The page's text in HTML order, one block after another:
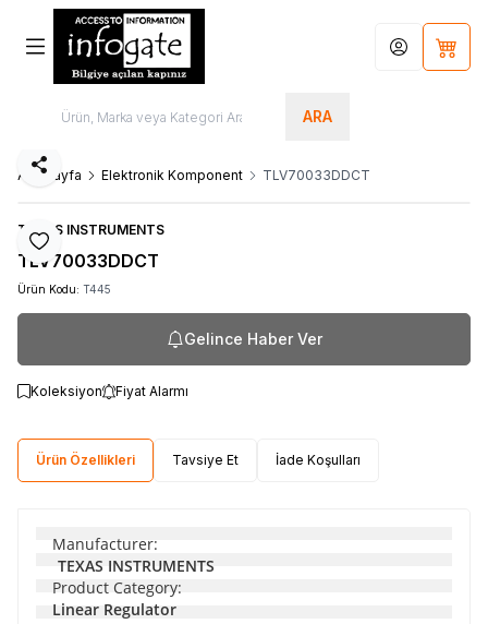
ARA
Hesabım
Ana Sayfa Elektronik Komponent TLV70033DDCT
Favoriye Ekle
Paylaş
TEXAS INSTRUMENTS
TLV70033DDCT
Ürün Kodu: T445
Gelince Haber Ver
Koleksiyon Fiyat Alarmı
Ürün Özellikleri Tavsiye Et İade Koşulları
Manufacturer:
TEXAS INSTRUMENTS
Product Category:
Linear Regulator